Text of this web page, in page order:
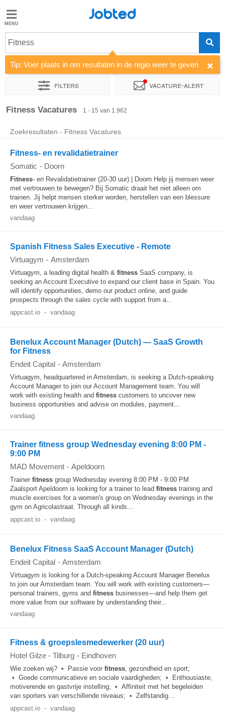
Jobted
Vacatures
Salarissen
Jobted
Fitness
Tip: Voer plaats in om resultaten in de regio weer te geven
Filters Vacature-alert
Sorteer op Bedrijf Uitzendbureau
Fitness Vacatures 1 - 15 van 1.962
Zoekresultaten - Fitness Vacatures
Fitness- en revalidatietrainer
Somatic - Doorn
Fitness- en Revalidatietrainer (20-30 uur) | Doorn Help jij mensen weer
met vertrouwen te bewegen? Bij Somatic draait het niet alleen om
trainen. Jij helpt mensen sterker worden, herstellen van een blessure
en weer vertrouwen krijgen...
vandaag
Spanish Fitness Sales Executive - Remote
Virtuagym - Amsterdam
Virtuagym, a leading digital health & fitness SaaS company, is
seeking an Account Executive to expand our client base in Spain. You
will identify opportunities, demo our product online, and guide
prospects through the sales cycle with support from a...
appcast.io - vandaag
Benelux Account Manager (Dutch) — SaaS Growth
for Fitness
Endeit Capital - Amsterdam
Virtuagym, headquartered in Amsterdam, is seeking a Dutch-speaking
Account Manager to join our Account Management team. You will
work with existing health and fitness customers to uncover new
business opportunities and advise on modules, payment...
vandaag
Trainer fitness group Wednesday evening 8:00 PM -
9:00 PM
MAD Movement - Apeldoorn
Trainer fitness group Wednesday evening 8:00 PM - 9:00 PM
Zaalsport Apeldoorn is looking for a trainer to lead fitness training and
muscle exercises for a women's group on Wednesday evenings in the
gym on Agricolastraat. Through all kinds...
appcast.io - vandaag
Benelux Fitness SaaS Account Manager (Dutch)
Endeit Capital - Amsterdam
Virtuagym is looking for a Dutch-speaking Account Manager Benelux
to join our Amsterdam team. You will work with existing customers—
personal trainers, gyms and fitness businesses—and help them get
more value from our software by understanding their...
vandaag
Fitness & groepslesmedewerker (20 uur)
Hotel Gilze - Tilburg - Eindhoven
Wie zoeken wij? • Passie voor fitness, gezondheid en sport;
• Goede communicatieve en sociale vaardigheden; • Enthousiaste,
motiverende en gastvrije instelling; • Affiniteit met het begeleiden
van sporters van verschillende niveaus; • Zelfstandig...
appcast.io - vandaag